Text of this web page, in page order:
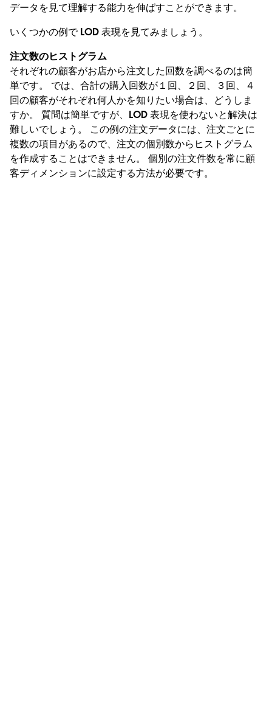
データを見て理解する能力を伸ばすことができます。
いくつかの例で LOD 表現を見てみましょう。
注文数のヒストグラム
それぞれの顧客がお店から注文した回数を調べるのは簡
単です。 では、合計の購入回数が１回、２回、３回、４
回の顧客がそれぞれ何人かを知りたい場合は、どうしま
すか。 質問は簡単ですが、LOD 表現を使わないと解決は
難しいでしょう。 この例の注文データには、注文ごとに
複数の項目があるので、注文の個別数からヒストグラム
を作成することはできません。 個別の注文件数を常に顧
客ディメンションに設定する方法が必要です。